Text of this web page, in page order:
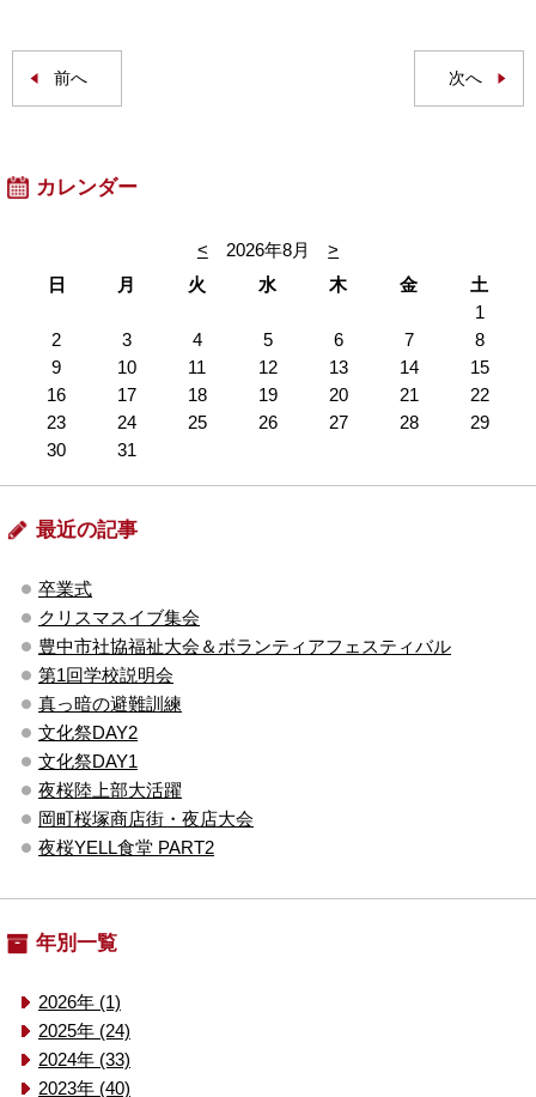
前へ 次へ
カレンダー
< 2026年8月
>
日
月 火 水 木 金
土
1
2
3 4 5 6 7
8
9
10 11 12 13 14
15
16
17 18 19 20 21
22
23
24 25 26 27 28
29
30
31
最近の記事
卒業式
クリスマスイブ集会
豊中市社協福祉大会＆ボランティアフェスティバル
第1回学校説明会
真っ暗の避難訓練
文化祭DAY2
文化祭DAY1
夜桜陸上部大活躍
岡町桜塚商店街・夜店大会
夜桜YELL食堂 PART2
年別一覧
2026年 (1)
2025年 (24)
2024年 (33)
2023年 (40)